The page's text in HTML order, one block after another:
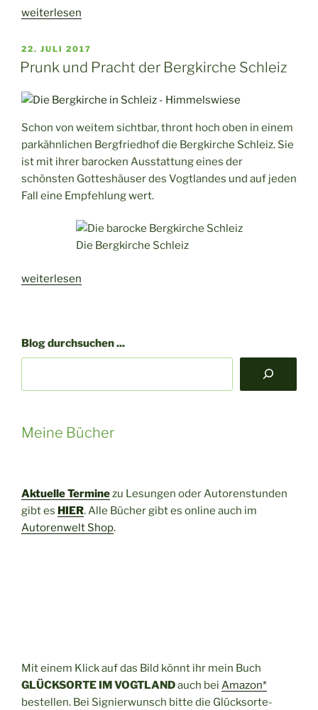
„Eine
Bahnfahrt
mit
Wisentatalbahn“
weiterlesen
VERÖFFENTLICHT
AM
22. JULI 2017
Prunk und Pracht der Bergkirche Schleiz
Schon von weitem sichtbar, thront hoch oben in einem
parkähnlichen Bergfriedhof die Bergkirche Schleiz. Sie
ist mit ihrer barocken Ausstattung eines der
schönsten Gotteshäuser des Vogtlandes und auf jeden
Fall eine Empfehlung wert.
Die Bergkirche Schleiz
„Prunk
Bergkirche
Schleiz“
weiterlesen
Blog durchsuchen ...
Meine Bücher
Aktuelle Terminezu Lesungen oder Autorenstunden
gibt es HIER. Alle Bücher gibt es online auch im
Autorenwelt Shop.
Mit einem Klick auf das Bild könnt ihr mein Buch
GLÜCKSORTE IM VOGTLANDauch bei Amazon*
bestellen. Bei Signierwunsch bitte die Glücksorte-